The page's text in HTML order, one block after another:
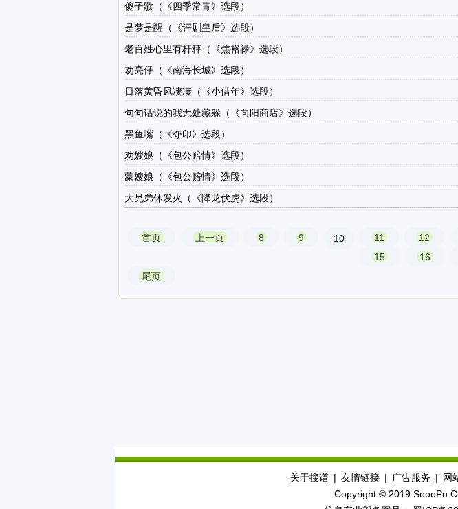
傻子歌（《四季常青》选段）
是梦是醒（《评剧皇后》选段）
老百姓心里有杆秤（《焦裕禄》选段）
劝亮仔（《南海长城》选段）
日落黄昏风凄凄（《小借年》选段）
句句话说的我无处藏躲（《向阳商店》选段）
黑鱼嘴（《夺印》选段）
劝嫂娘（《包公赔情》选段）
蒙嫂娘（《包公赔情》选段）
大兄弟休发火（《降龙伏虎》选段）
首页 上一页 8 9 10 11 12
15
16
尾页
关于搜谱 | 友情链接 | 广告服务 | 网
Copyright © 2019